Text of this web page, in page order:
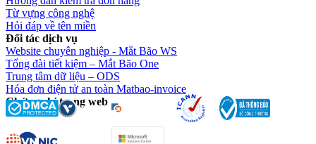
Từ vựng công nghệ
Hỏi đáp về tên miền
Đối tác dịch vụ
Website chuyên nghiệp - Mắt Bão WS
Tổng đài tiết kiệm – Mắt Bão One
Trung tâm dữ liệu – ODS
Hóa đơn điện tử an toàn Matbao-invoice
Chứng chỉ trang web